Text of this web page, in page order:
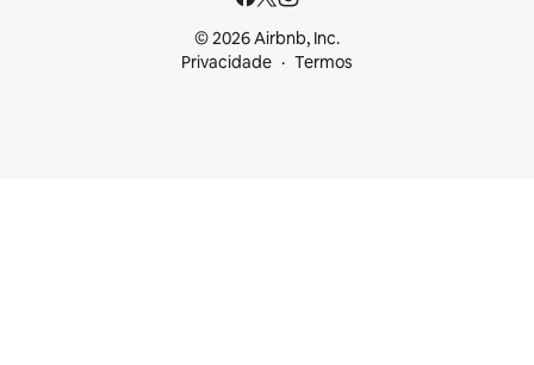
© 2026 Airbnb, Inc.
Privacidade
Termos